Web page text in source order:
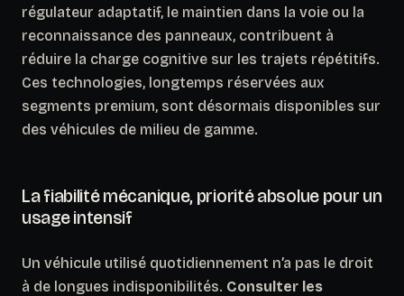
régulateur adaptatif, le maintien dans la voie ou la
reconnaissance des panneaux, contribuent à
réduire la charge cognitive sur les trajets répétitifs.
Ces technologies, longtemps réservées aux
segments premium, sont désormais disponibles sur
des véhicules de milieu de gamme.
La fiabilité mécanique, priorité absolue pour un
usage intensif
Un véhicule utilisé quotidiennement n’a pas le droit
à de longues indisponibilités. Consulter les